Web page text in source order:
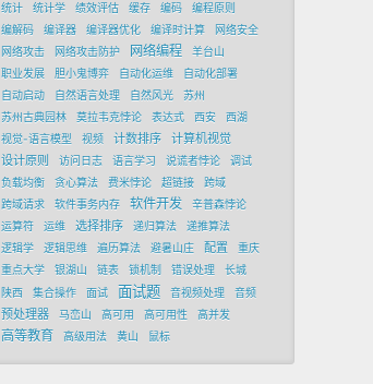
统计
统计学 绩效评估 缓存 编码
编程原则
编解码
编译器 编译器优化 编译时计算
网络安全
网络攻击
网络攻击防护 网络编程
羊台山
职业发展
胆小鬼博弈 自动化运维
自动化部署
自动启动
自然语言处理 自然风光
苏州
苏州古典园林
莫拉韦克悖论 表达式 西安
西湖
视觉-语言模型
视频 计数排序
计算机视觉
设计原则
访问日志 语言学习 说谎者悖论
调试
负载均衡
贪心算法 费米悖论 超链接
跨域
跨域请求
软件事务内存 软件开发
辛普森悖论
运算符
运维 选择排序 递归算法
递推算法
逻辑学
逻辑思维 遍历算法 避暑山庄 配置
重庆
重点大学
银湖山 链表 锁机制 错误处理
长城
陕西
集合操作 面试 面试题 音视频处理 音频
预处理器 马峦山 高可用 高可用性 高并发
高等教育 高级用法 黄山 鼠标